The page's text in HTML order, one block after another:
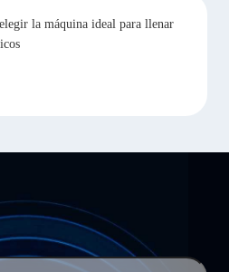
la máquina ideal para llenar